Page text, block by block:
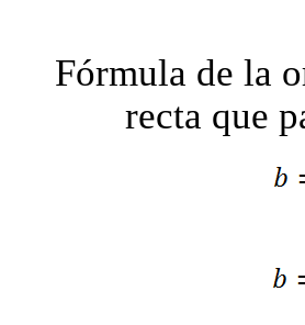
Fórmula de la
recta que